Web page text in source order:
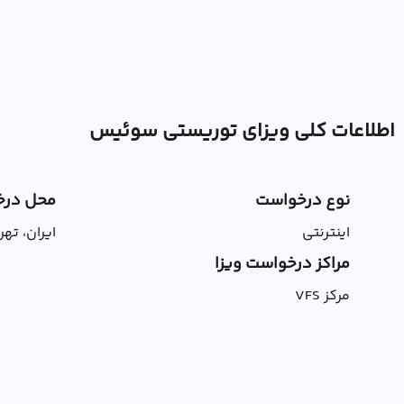
اطلاعات کلی ویزای توریستی سوئیس
نوع درخواست
اینترنتی
محل
ایران،
مراکز درخواست ویزا
مرکز VFS